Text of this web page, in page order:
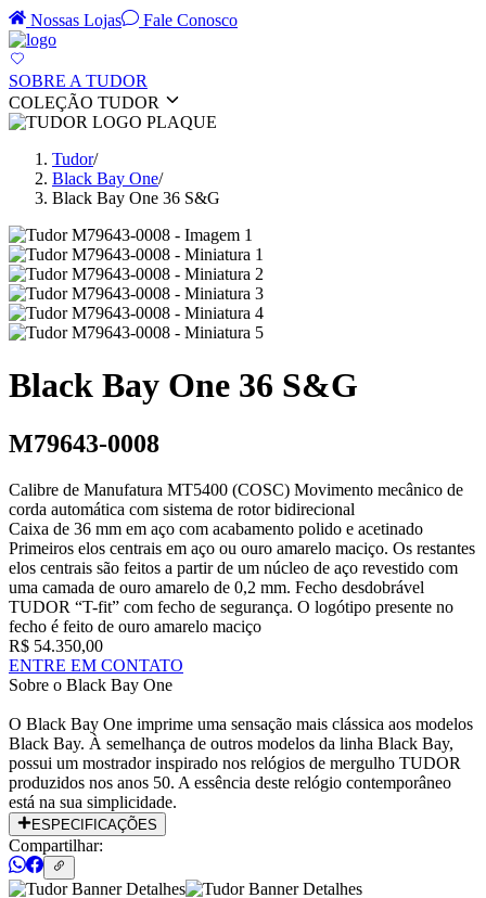
Nossas Lojas Fale Conosco
SOBRE A TUDOR
COLEÇÃO TUDOR
Tudor/
Black Bay One/
Black Bay One 36 S&G
Black Bay One 36 S&G
M79643-0008
Calibre de Manufatura MT5400 (COSC) Movimento mecânico de
corda automática com sistema de rotor bidirecional
Caixa de 36 mm em aço com acabamento polido e acetinado
Primeiros elos centrais em aço ou ouro amarelo maciço. Os restantes
elos centrais são feitos a partir de um núcleo de aço revestido com
uma camada de ouro amarelo de 0,2 mm. Fecho desdobrável
TUDOR “T-fit” com fecho de segurança. O logótipo presente no
fecho é feito de ouro amarelo maciço
R$ 54.350,00
ENTRE EM CONTATO
Sobre o Black Bay One
O Black Bay One imprime uma sensação mais clássica aos modelos
Black Bay. À semelhança de outros modelos da linha Black Bay,
possui um mostrador inspirado nos relógios de mergulho TUDOR
produzidos nos anos 50. A essência deste relógio contemporâneo
está na sua simplicidade.
ESPECIFICAÇÕES
Compartilhar: